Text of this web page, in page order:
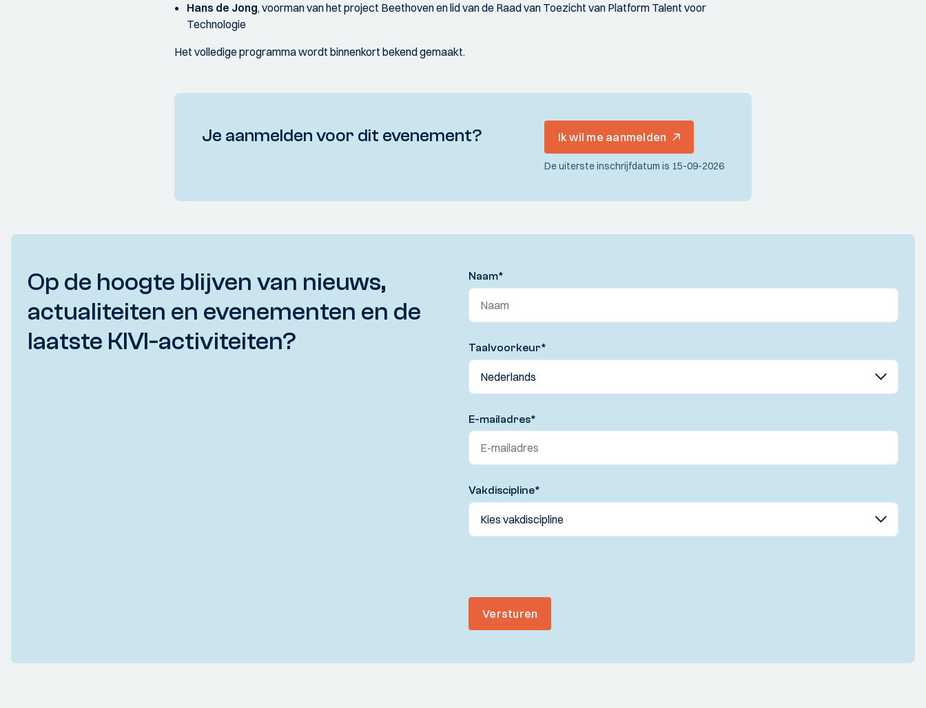
Hans de Jong, voorman van het project Beethoven en lid van de Raad van Toezicht van Platform Talent voor
Technologie
Het volledige programma wordt binnenkort bekend gemaakt.
Je aanmelden voor dit evenement? Ik wil me aanmelden
De uiterste inschrijfdatum is 15-09-2026
Op de hoogte blijven van nieuws,
actualiteiten en evenementen en de
laatste KIVI-activiteiten?
Naam*
Taalvoorkeur*
E-mailadres*
Vakdiscipline*
Versturen